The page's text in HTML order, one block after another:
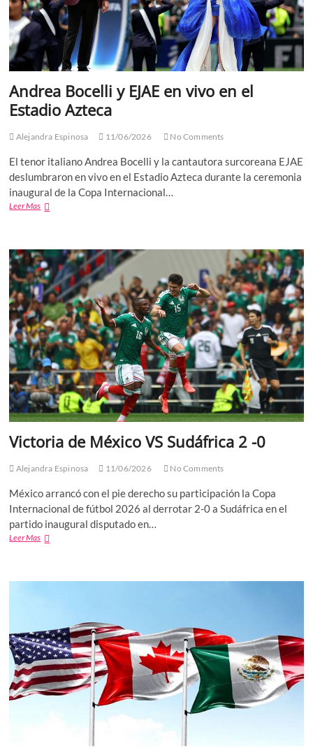
Andrea Bocelli y EJAE en vivo en el
Estadio Azteca
Alejandra Espinosa 11/06/2026 No Comments
El tenor italiano Andrea Bocelli y la cantautora surcoreana EJAE
deslumbraron en vivo en el Estadio Azteca durante la ceremonia
inaugural de la Copa Internacional…
Leer MasAndrea
en
vivo
en
el
Estadio
Azteca
Victoria de México VS Sudáfrica 2 -0
Alejandra Espinosa 11/06/2026 No Comments
México arrancó con el pie derecho su participación la Copa
Internacional de fútbol 2026 al derrotar 2-0 a Sudáfrica en el
partido inaugural disputado en…
Leer MasVictoria